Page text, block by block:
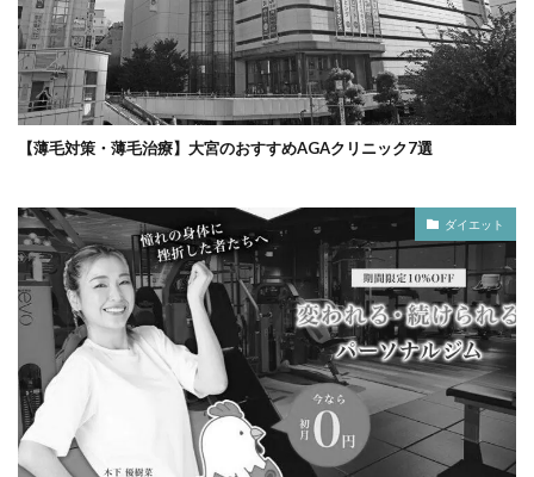
【薄毛対策・薄毛治療】大宮のおすすめAGAクリニック7選
ダイエット